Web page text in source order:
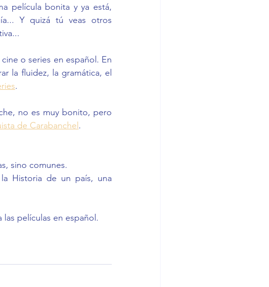
película bonita y ya está,
Y quizá tú veas otros
o series en español. En
la fluidez, la gramática, el
.
no es muy bonito, pero
de Carabanchel .
sino comunes.
Historia de un país, una
películas en español.